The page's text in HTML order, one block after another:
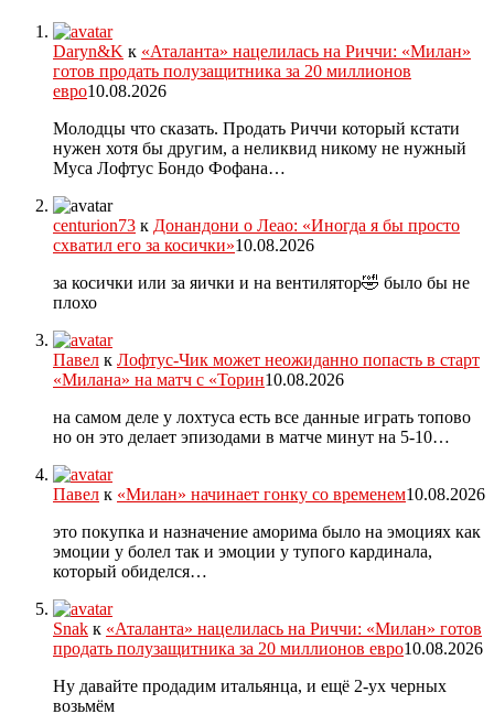
Daryn&K к «Аталанта» нацелилась на Риччи: «Милан»
готов продать полузащитника за 20 миллионов
евро10.08.2026
Молодцы что сказать. Продать Риччи который кстати
нужен хотя бы другим, а неликвид никому не нужный
Муса Лофтус Бондо Фофана…
centurion73 к Донандони о Леао: «Иногда я бы просто
схватил его за косички»10.08.2026
за косички или за яички и на вентилятор🤣 было бы не
плохо
Павел к Лофтус-Чик может неожиданно попасть в старт
«Милана» на матч с «Торин10.08.2026
на самом деле у лохтуса есть все данные играть топово
но он это делает эпизодами в матче минут на 5-10…
Павел к «Милан» начинает гонку со временем10.08.2026
это покупка и назначение аморима было на эмоциях как
эмоции у болел так и эмоции у тупого кардинала,
который обиделся…
Snak к «Аталанта» нацелилась на Риччи: «Милан» готов
продать полузащитника за 20 миллионов евро10.08.2026
Ну давайте продадим итальянца, и ещё 2-ух черных
возьмём